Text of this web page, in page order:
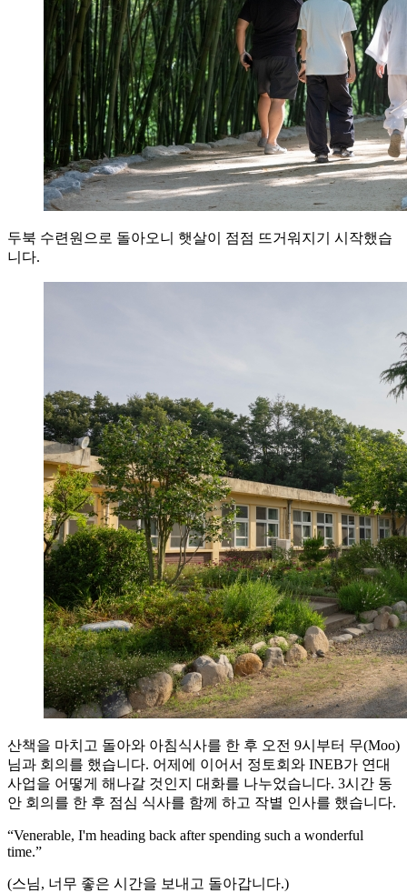
두북 수련원으로 돌아오니 햇살이 점점 뜨거워지기 시작했습
니다.
산책을 마치고 돌아와 아침식사를 한 후 오전 9시부터 무(Moo)
님과 회의를 했습니다. 어제에 이어서 정토회와 INEB가 연대
사업을 어떻게 해나갈 것인지 대화를 나누었습니다. 3시간 동
안 회의를 한 후 점심 식사를 함께 하고 작별 인사를 했습니다.
“Venerable, I'm heading back after spending such a wonderful
time.”
(스님, 너무 좋은 시간을 보내고 돌아갑니다.)